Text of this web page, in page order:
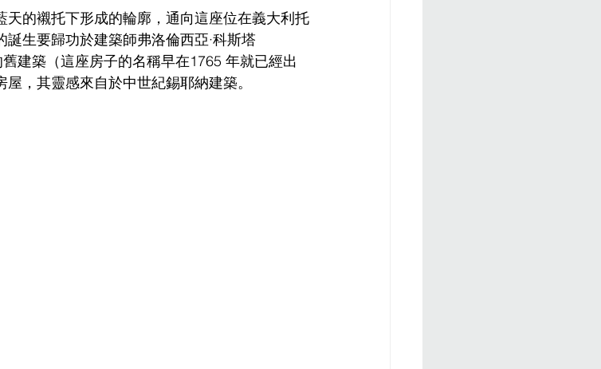
的襯托下形成的輪廓，通向這座位在義大利托
生要歸功於建築師弗洛倫西亞·科斯塔
建築（這座房子的名稱早在1765 年就已經出
，其靈感來自於中世紀錫耶納建築。